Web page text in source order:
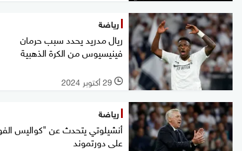
رياضة
ريال مدريد يحدد سبب حرمان
فينيسيوس من الكرة الذهبية
l 29 أكتوبر 2024
رياضة
أنشيلوتي يتحدث عن "كواليس
على دورتموند